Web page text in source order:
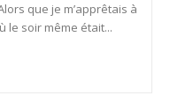
que je m’apprêtais à
le soir même était...